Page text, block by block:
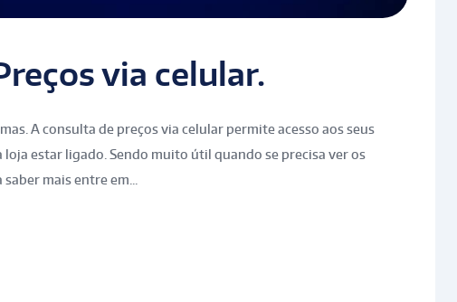
via celular.
A consulta de preços via celular permite acesso aos seus
loja estar ligado. Sendo muito útil quando se precisa ver os
mais entre em...